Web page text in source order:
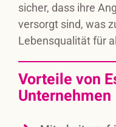
sicher, dass ihre
versorgt sind, was
Lebensqualität für
Vorteile von
Unternehmen